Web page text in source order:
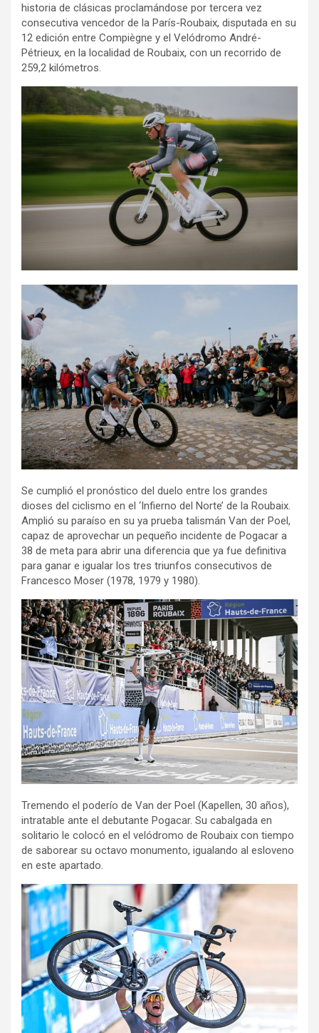
historia de clásicas proclamándose por tercera vez
consecutiva vencedor de la París-Roubaix, disputada en su
12 edición entre Compiègne y el Velódromo André-
Pétrieux, en la localidad de Roubaix, con un recorrido de
259,2 kilómetros.
Se cumplió el pronóstico del duelo entre los grandes
dioses del ciclismo en el ‘Infierno del Norte’ de la Roubaix.
Amplió su paraíso en su ya prueba talismán Van der Poel,
capaz de aprovechar un pequeño incidente de Pogacar a
38 de meta para abrir una diferencia que ya fue definitiva
para ganar e igualar los tres triunfos consecutivos de
Francesco Moser (1978, 1979 y 1980).
Tremendo el poderío de Van der Poel (Kapellen, 30 años),
intratable ante el debutante Pogacar. Su cabalgada en
solitario le colocó en el velódromo de Roubaix con tiempo
de saborear su octavo monumento, igualando al esloveno
en este apartado.